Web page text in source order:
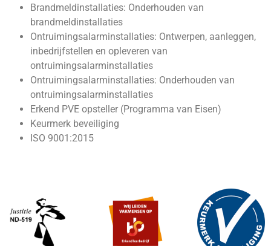
Brandmeldinstallaties: Onderhouden van
brandmeldinstallaties
Ontruimingsalarminstallaties: Ontwerpen, aanleggen,
inbedrijfstellen en opleveren van
ontruimingsalarminstallaties
Ontruimingsalarminstallaties: Onderhouden van
ontruimingsalarminstallaties
Erkend PVE opsteller (Programma van Eisen)
Keurmerk beveiliging
ISO 9001:2015